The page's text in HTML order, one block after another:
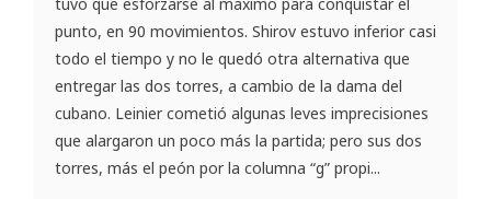
punto, en 90 movimientos. Shirov estuvo inferior casi
todo el tiempo y no le quedó otra alternativa que
entregar las dos torres, a cambio de la dama del
cubano. Leinier cometió algunas leves imprecisiones
que alargaron un poco más la partida; pero sus dos
torres, más el peón por la columna “g” propi...